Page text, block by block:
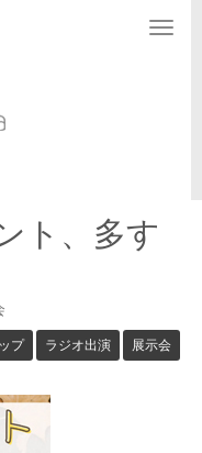
N
ト、多す
プ ラジオ出演 展示会